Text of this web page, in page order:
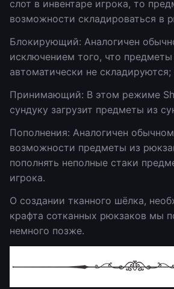
слот в инвентаре игрока, то
возможности складироваться в
Блокирующий: Аналогичен
исключением того, что
автоматически не складируются;
Принимающий: В этом режиме
сундуку загрузит предметы из
Пополнения: Аналогичен
возможности предметы из
пополнять неполные стаки
игрока.
О создании тканного шёлка,
крафта сотканных рюкзаков мы
немного позже.